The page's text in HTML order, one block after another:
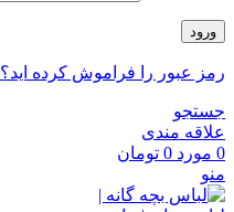
ورود
رمز عبور را فراموش کرده اید؟
جستجو
علاقه مندی
0 مورد 0 تومان
منو